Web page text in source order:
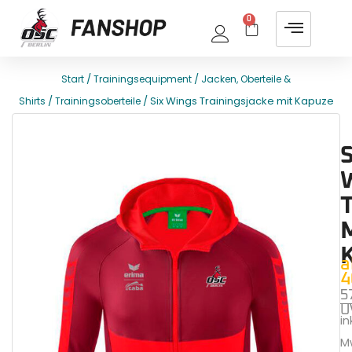
0
Start /Trainingsequipment / Jacken, Oberteile &
Shirts /Trainingsoberteile/ Six Wings Trainingsjacke mit Kapuze